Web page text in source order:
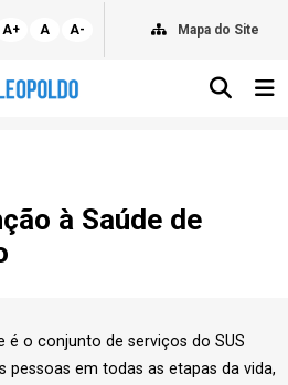
A+ A A- Mapa do Site
à Saúde de
é o conjunto de serviços do SUS
pessoas em todas as etapas da vida,